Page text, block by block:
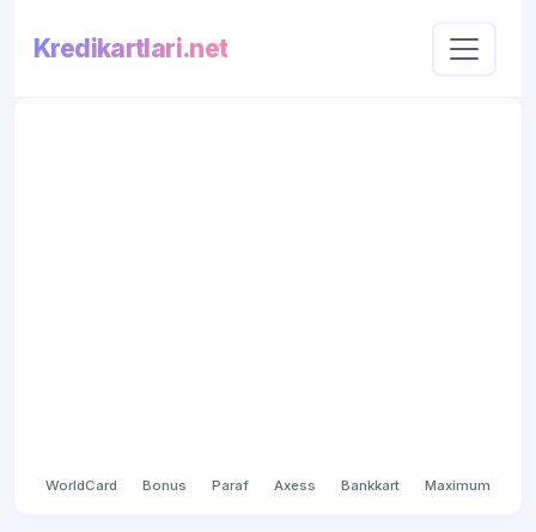
Kredikartlari.net
WorldCard Bonus Paraf Axess Bankkart Maximum